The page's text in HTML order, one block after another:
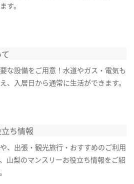
す。
な設備をご用意！水道やガス・電気も
、入居日から通常に生活ができます。
ち情報
、出張・観光旅行・おすすめのご利用
山梨のマンスリーお役立ち情報をご紹